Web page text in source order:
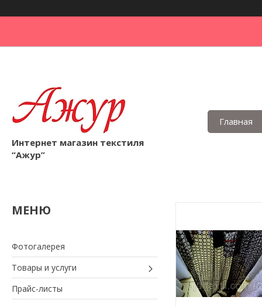
Интернет магазин текстиля
“Ажур”
Главная
Фотогалерея
Товары и услуги
Прайс-листы